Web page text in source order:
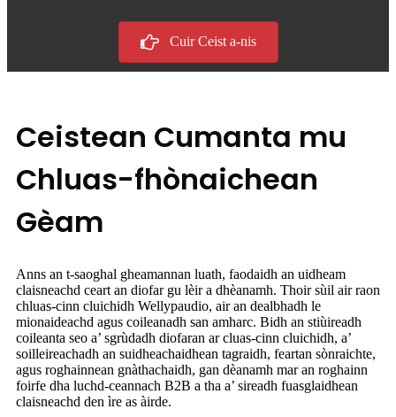
Cuir Ceist a-nis
Ceistean Cumanta mu
Chluas-fhònaichean
Gèam
Anns an t-saoghal gheamannan luath, faodaidh an uidheam
claisneachd ceart an diofar gu lèir a dhèanamh. Thoir sùil air raon
chluas-cinn cluichidh Wellypaudio, air an dealbhadh le
mionaideachd agus coileanadh san amharc. Bidh an stiùireadh
coileanta seo a’ sgrùdadh diofaran ar cluas-cinn cluichidh, a’
soilleireachadh an suidheachaidhean tagraidh, feartan sònraichte,
agus roghainnean gnàthachaidh, gan dèanamh mar an roghainn
foirfe dha luchd-ceannach B2B a tha a’ sireadh fuasglaidhean
claisneachd den ìre as àirde.